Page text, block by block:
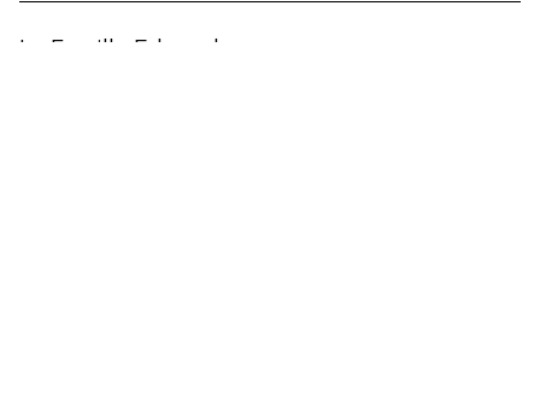
La Famille Edgenda